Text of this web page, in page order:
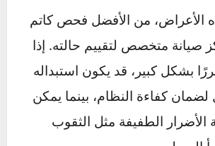
بشكل عام.
الوقود هو علامة أخرى على
يؤدي كاتم الصوت التالف إلى
على المحرك، مما يزيد من
الضغط الإضافي. قد لا